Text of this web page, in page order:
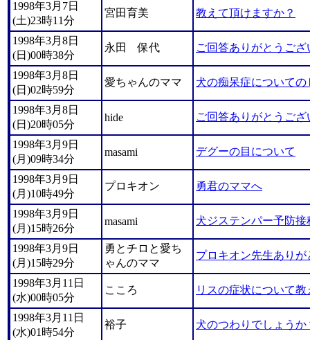
1998年3月7日
(土)23時11分
宮田育美 教えて頂けますか？
1998年3月8日
(日)00時38分
永田 保代 ご回答ありがとうご
1998年3月8日
(日)02時59分
愛ちゃんのママ 犬の痴呆症について
1998年3月8日
(日)20時05分
hide ご回答ありがとうご
1998年3月9日
(月)09時34分
masami デグーの目について
1998年3月9日
(月)10時49分
プロキオン 勇君のママへ
1998年3月9日
(月)15時26分
masami 犬ジステンパー予防接
1998年3月9日
(月)15時29分
勇とチロと愛ち
ゃんのママ
プロキオン先生あり
1998年3月11日
(水)00時05分
こころ リスの症状について
1998年3月11日
(水)01時54分
裕子 犬のつわりでしょうか